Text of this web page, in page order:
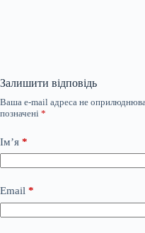
Залишити відповідь
Ваша e-mail адреса не
позначені *
Ім’я *
Email *